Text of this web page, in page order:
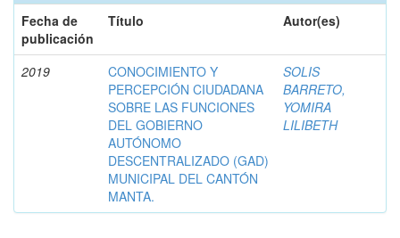
Fecha de
publicación
Título Autor(es)
2019
CONOCIMIENTO Y
PERCEPCIÓN CIUDADANA
SOBRE LAS FUNCIONES
DEL GOBIERNO
AUTÓNOMO
DESCENTRALIZADO (GAD)
MUNICIPAL DEL CANTÓN
MANTA.
SOLIS
BARRETO,
YOMIRA
LILIBETH